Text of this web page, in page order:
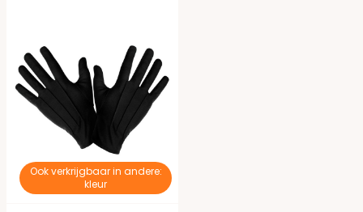
Ook verkrijgbaar in andere:
kleur